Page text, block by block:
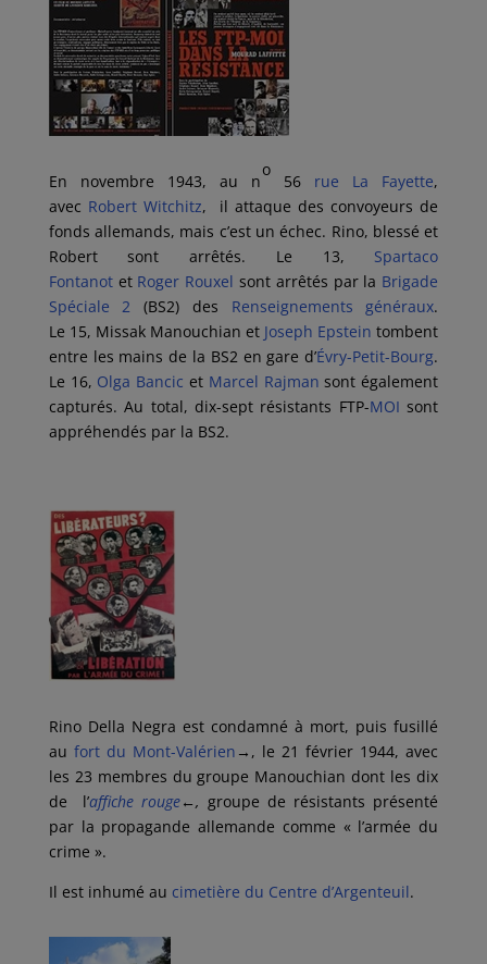
En novembre 1943, au n
o
56 rue La Fayette,
avec Robert Witchitz, il attaque des convoyeurs de
fonds allemands, mais c’est un échec. Rino, blessé et
Robert sont arrêtés. Le 13, Spartaco
Fontanotet Roger Rouxel sont arrêtés par la Brigade
Spéciale 2 (BS2) des Renseignements généraux.
Le 15, Missak Manouchian et Joseph Epstein tombent
entre les mains de la BS2 en gare d’Évry-Petit-Bourg.
Le 16, Olga Bancic et Marcel Rajman sont également
capturés. Au total, dix-sept résistants FTP-MOI sont
appréhendés par la BS2.
Rino Della Negra est condamné à mort, puis fusillé
au fort du Mont-Valérien → , le 21 février 1944, avec
les 23 membres du groupe Manouchian dont les dix
de l’affiche rouge←, groupe de résistants présenté
par la propagande allemande comme « l’armée du
crime ».
Il est inhumé au cimetière du Centre d’Argenteuil.